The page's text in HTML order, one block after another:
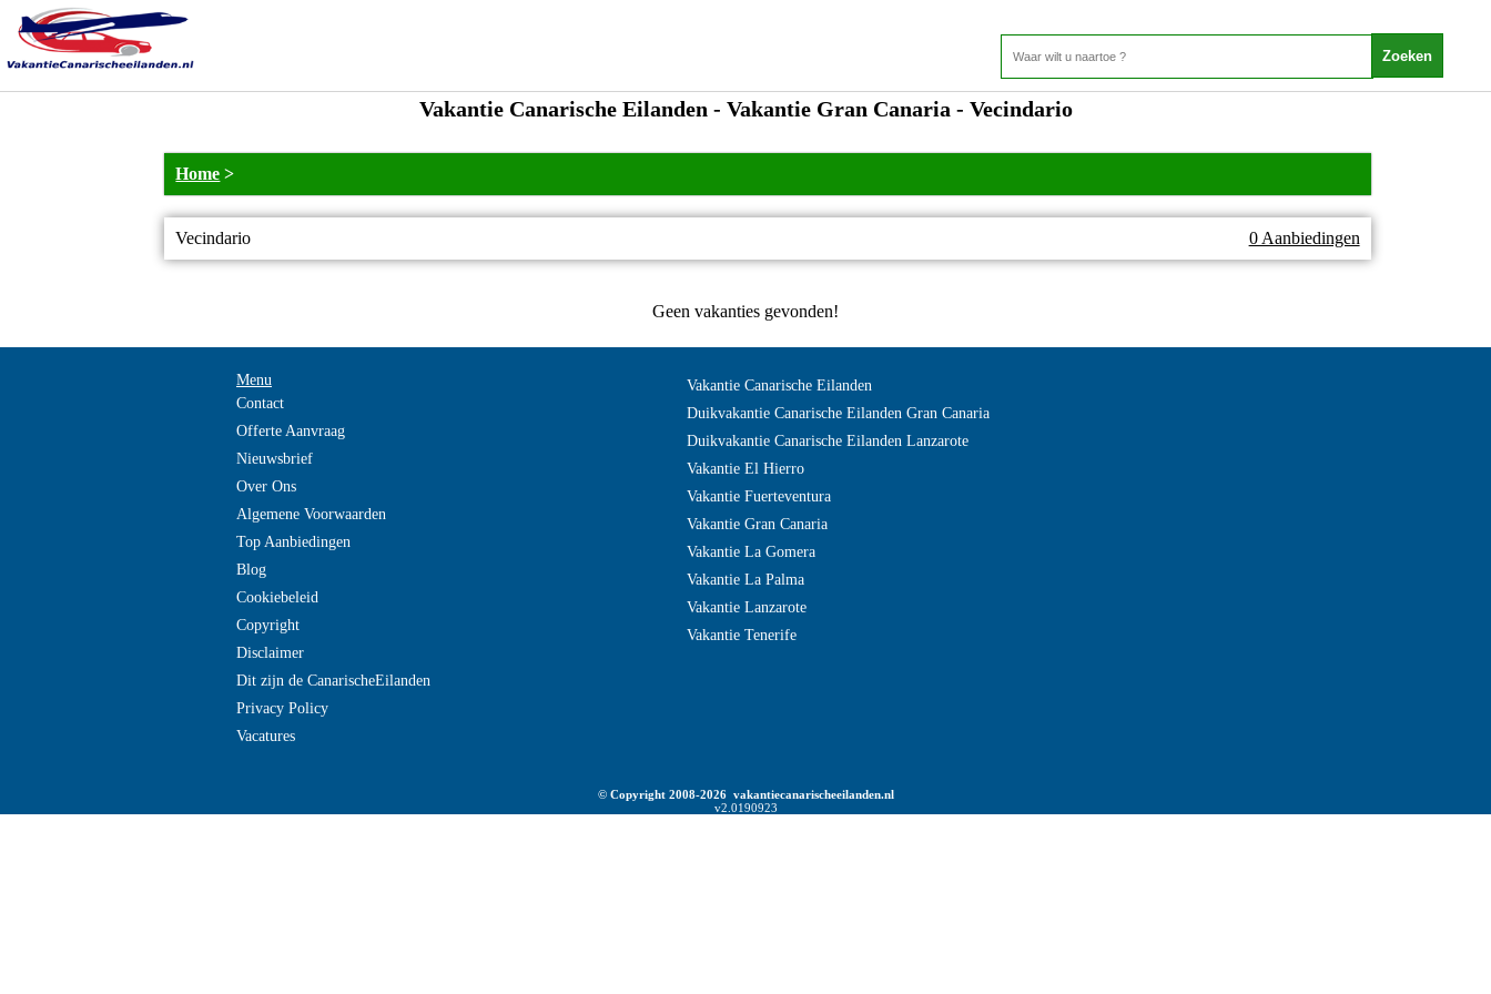
Vakantie Canarische Eilanden - Vakantie Gran Canaria - Vecindario
Home >
Vecindario 0 Aanbiedingen
Geen vakanties gevonden!
Menu
Contact
Offerte Aanvraag
Nieuwsbrief
Over Ons
Algemene Voorwaarden
Top Aanbiedingen
Blog
Cookiebeleid
Copyright
Disclaimer
Dit zijn de CanarischeEilanden
Privacy Policy
Vacatures
Vakantie Canarische Eilanden
Duikvakantie Canarische Eilanden Gran Canaria
Duikvakantie Canarische Eilanden Lanzarote
Vakantie El Hierro
Vakantie Fuerteventura
Vakantie Gran Canaria
Vakantie La Gomera
Vakantie La Palma
Vakantie Lanzarote
Vakantie Tenerife
© Copyright 2008-2026 vakantiecanarischeeilanden.nl
v2.0190923